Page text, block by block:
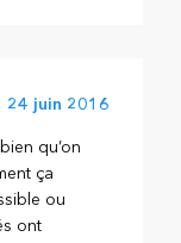
24 juin 2016
qu’on
ça
ou
ont